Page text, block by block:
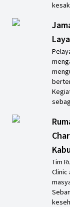
Tim
Clinic